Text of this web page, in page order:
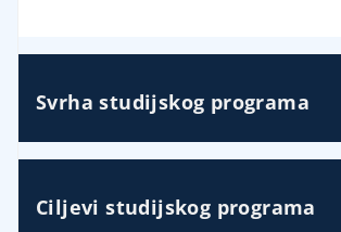
Svrha studijskog programa
Ciljevi studijskog programa